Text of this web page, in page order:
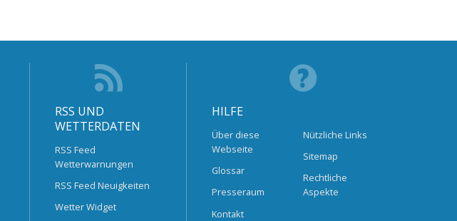
RSS UND
WETTERDATEN
RSS Feed
Wetterwarnungen
RSS Feed Neuigkeiten
Wetter Widget
HILFE
Über diese
Webseite
Glossar
Presseraum
Kontakt
Nützliche Links
Sitemap
Rechtliche
Aspekte